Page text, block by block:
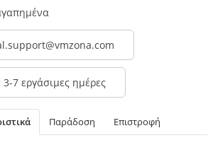
3-7 εργάσιμες ημέρες
Παράδοση Επιστροφή